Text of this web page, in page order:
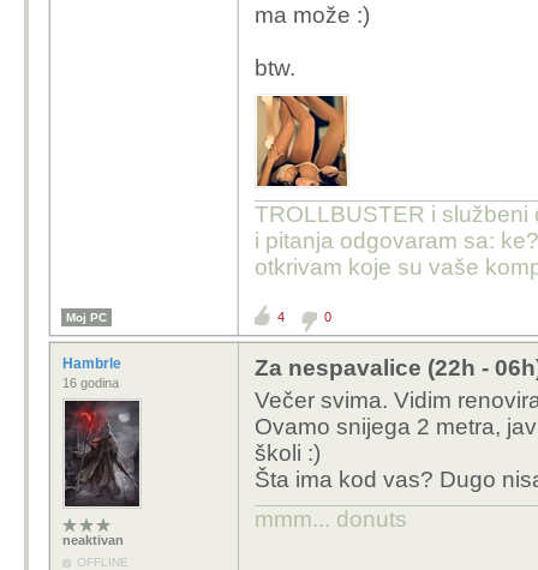
ma može :)
btw.
TROLLBUSTER i službeni
i pitanja odgovaram sa:
otkrivam koje su vaše
Moj PC 4 0
Hambrle
16 godina
neaktivan
OFFLINE
Za nespavalice (22h -
Večer svima. Vidim
Ovamo snijega 2 metra,
školi :)
Šta ima kod vas? Dugo
mmm... donuts